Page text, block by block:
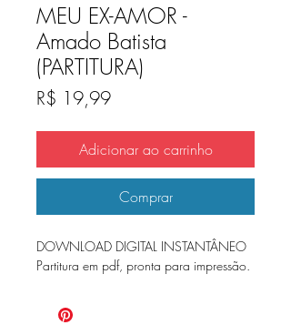
MEU EX-AMOR -
Amado Batista
(PARTITURA)
R$ 19,99Preço
Adicionar ao carrinho
Comprar
DOWNLOAD DIGITAL INSTANTÂNEO
Partitura em pdf, pronta para impressão.